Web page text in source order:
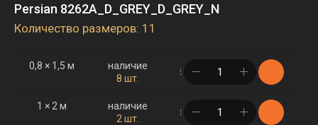
Persian 8262A_D_GREY_D_GREY_N
Количество размеров: 11
0,8 × 1,5 м
наличие
8 шт.
в корзине
1 × 2 м
наличие
2 шт.
в корзине